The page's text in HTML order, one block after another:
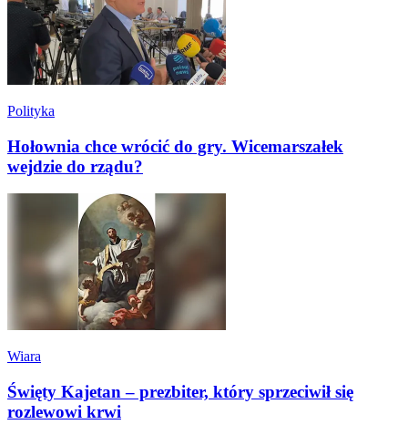
Polityka
Hołownia chce wrócić do gry. Wicemarszałek
wejdzie do rządu?
Wiara
Święty Kajetan – prezbiter, który sprzeciwił się
rozlewowi krwi